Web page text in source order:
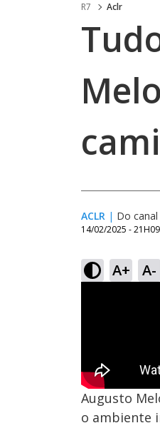
R7 Aclr
ACLR | Do canal
14/02/2025 - 21H09
A+ A-
Augusto
o ambiente